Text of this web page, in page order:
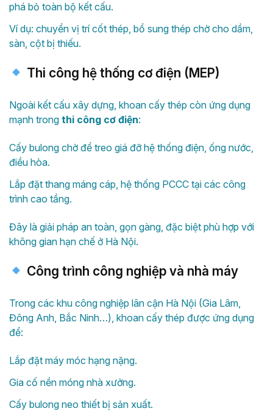
phá bỏ toàn bộ kết cấu.
Ví dụ: chuyển vị trí cốt thép, bổ sung thép chờ cho dầm,
sàn, cột bị thiếu.
Thi công hệ thống cơ điện (MEP)
Ngoài kết cấu xây dựng, khoan cấy thép còn ứng dụng
mạnh trong thi công cơ điện:
Cấy bulong chờ để treo giá đỡ hệ thống điện, ống nước,
điều hòa.
Lắp đặt thang máng cáp, hệ thống PCCC tại các công
trình cao tầng.
Đây là giải pháp an toàn, gọn gàng, đặc biệt phù hợp với
không gian hạn chế ở Hà Nội.
Công trình công nghiệp và nhà máy
Trong các khu công nghiệp lân cận Hà Nội (Gia Lâm,
Đông Anh, Bắc Ninh…), khoan cấy thép được ứng dụng
để:
Lắp đặt máy móc hạng nặng.
Gia cố nền móng nhà xưởng.
Cấy bulong neo thiết bị sản xuất.